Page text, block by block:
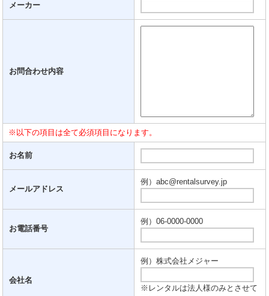
メーカー
お問合わせ内容
※以下の項目は全て必須項目になります。
お名前
メールアドレス
例）abc@rentalsurvey.jp
お電話番号
例）06-0000-0000
会社名
例）株式会社メジャー
※レンタルは法人様のみとさせて